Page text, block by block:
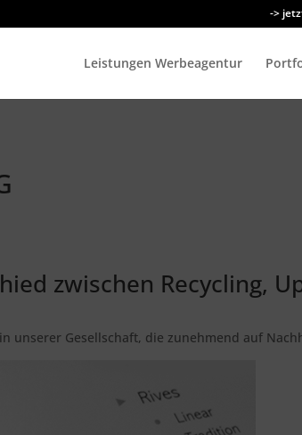
->
Leistungen Werbeagentur
zwischen Recycling,
unserer Gesellschaft, die zunehmend auf